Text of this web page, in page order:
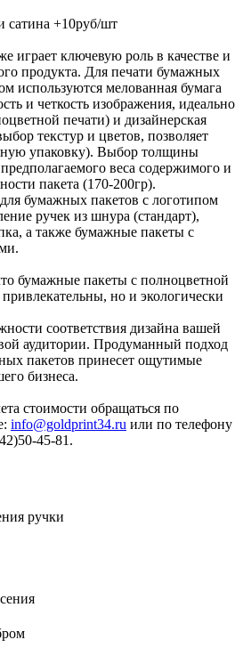
сатина +10руб/шт
играет ключевую роль в качестве и
продукта. Для печати бумажных
используются мелованная бумага
и четкость изображения, идеально
печати) и дизайнерская
текстур и цветов, позволяет
упаковку). Выбор толщины
веса содержимого и
пакета (170-200гр).
бумажных пакетов с логотипом
ручек из шнура (стандарт),
а также бумажные пакеты с
бумажные пакеты с полноцветной
но и экологически
соответствия дизайна вашей
аудитории. Продуманный подход
пакетов принесет ощутимые
бизнеса.
стоимости обращаться по
info@goldprint34.ru или по телефону
45-81.
ручки